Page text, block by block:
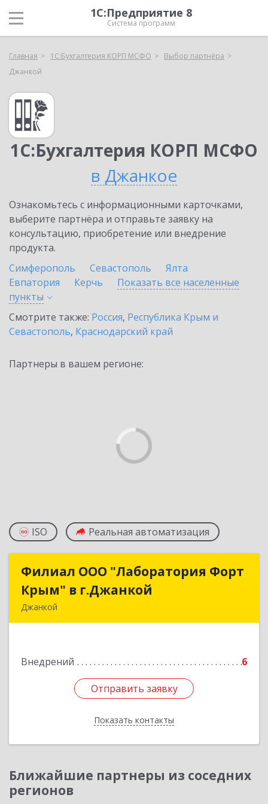
1С:Предприятие 8
Система программ
Главная 1С:Бухгалтерия КОРП МСФО
Выбор партнёра
Джанкой
1С:Бухгалтерия КОРП МСФО
в Джанкое
Ознакомьтесь с информационными карточками,
выберите партнёра и отправьте заявку на
консультацию, приобретение или внедрение
продукта.
Симферополь
Севастополь
Ялта
Евпатория
Керчь
Показать все населенные
пункты
Смотрите также: Россия, Республика Крым и
Севастополь, Краснодарский край
Партнеры в вашем регионе:
ISO Реальная автоматизация
Филиал ООО "Лаборатория Форт
Крым" в г.Джанкой
Джанкой
Внедрений 6
Отправить заявку
Показать контакты
Филиал ООО "Лаборатория Форт
Крым" в г.Джанкой
Подробнее
Отправить заявку
Назад
Ближайшие партнеры из соседних
регионов